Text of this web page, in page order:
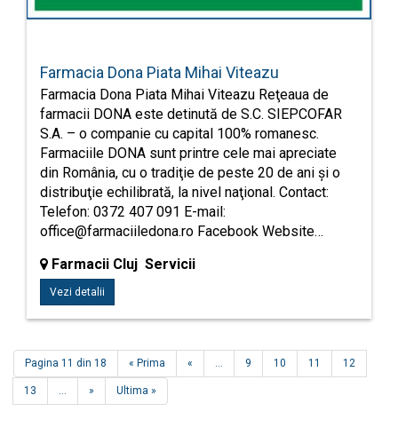
Farmacia Dona Piata Mihai Viteazu
Farmacia Dona Piata Mihai Viteazu Reţeaua de
farmacii DONA este detinută de S.C. SIEPCOFAR
S.A. – o companie cu capital 100% romanesc.
Farmaciile DONA sunt printre cele mai apreciate
din România, cu o tradiţie de peste 20 de ani şi o
distribuţie echilibrată, la nivel naţional. Contact:
Telefon: 0372 407 091 E-mail:
office@farmaciiledona.ro Facebook Website…
Farmacii Cluj Servicii
Vezi detalii
Pagina 11 din 18 « Prima « ... 9 10 11 12
13 ... » Ultima »